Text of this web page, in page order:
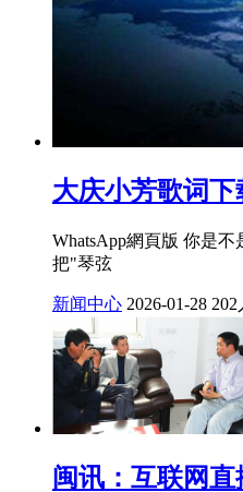
大庆小芳歌词下
WhatsApp網頁版 你是
把"琴弦
新闻中心 2026-01-28 202
闽讯：互联网